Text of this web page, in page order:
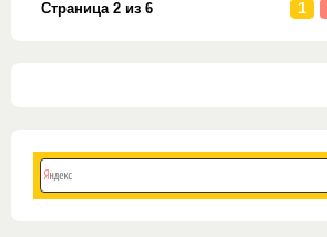
Страница 2 из 6 1